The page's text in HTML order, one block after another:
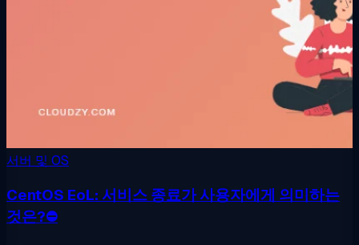
서버 및 OS
CentOS EoL: 서비스 종료가 사용자에게 의미하는
것은?⛔